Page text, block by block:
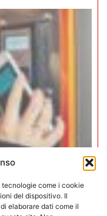
come i cookie
del dispositivo. Il
elaborare dati come il
CONFIDA
per gli